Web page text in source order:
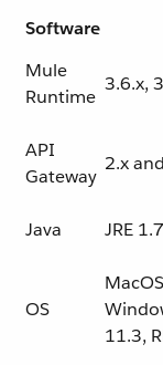
Software
Mule
Runtime
3.6.x,
API
Gateway
2.x
Java JRE
OS
11.3,